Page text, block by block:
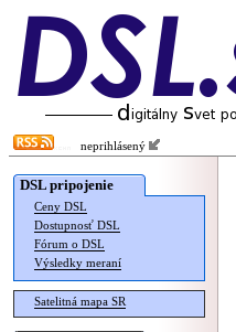
neprihlásený
DSL pripojenie
Ceny DSL
Dostupnosť DSL
Fórum o DSL
Výsledky meraní
Satelitná mapa SR